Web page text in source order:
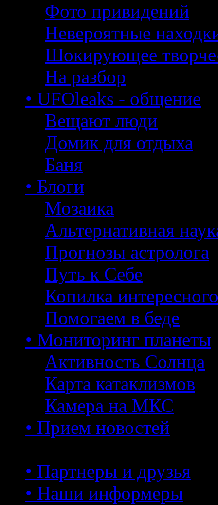
Фото привидений
Невероятные
Шокирующее
На разбор
• UFOleaks - общение
Вещают люди
Домик для отдыха
Баня
• Блоги
Мозаика
Альтернативная
Прогнозы астролога
Путь к Себе
Копилка интересного
Помогаем в беде
• Мониторинг планеты
Активность Солнца
Карта катаклизмов
Камера на МКС
• Прием новостей
• Партнеры и друзья
• Наши информеры